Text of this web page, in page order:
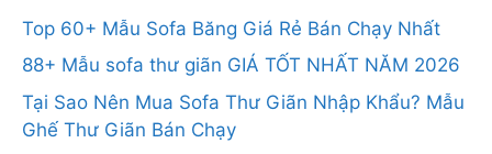
Top 60+ Mẫu Sofa Băng Giá Rẻ Bán Chạy Nhất
88+ Mẫu sofa thư giãn GIÁ TỐT NHẤT NĂM 2026
Tại Sao Nên Mua Sofa Thư Giãn Nhập Khẩu? Mẫu
Ghế Thư Giãn Bán Chạy